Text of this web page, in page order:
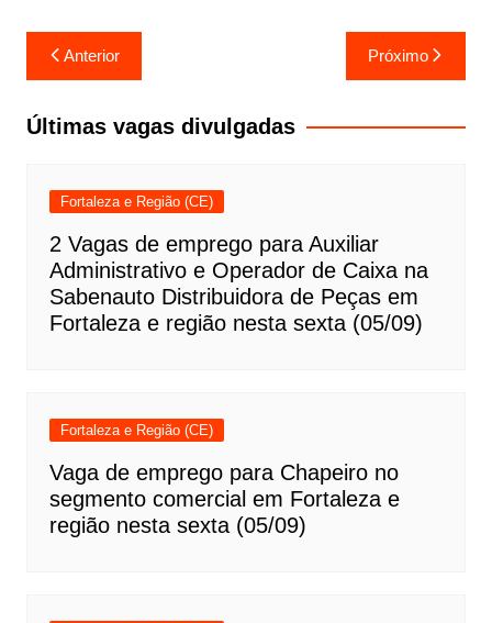
Navegação
de
Post
Anterior Próximo
Últimas vagas divulgadas
Fortaleza e Região (CE)
2 Vagas de emprego para Auxiliar
Administrativo e Operador de Caixa na
Sabenauto Distribuidora de Peças em
Fortaleza e região nesta sexta (05/09)
Fortaleza e Região (CE)
Vaga de emprego para Chapeiro no
segmento comercial em Fortaleza e
região nesta sexta (05/09)